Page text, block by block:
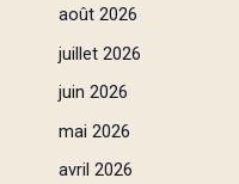
août 2026
juillet 2026
juin 2026
mai 2026
avril 2026